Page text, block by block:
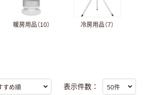
暖房用品（10） 冷房用品（7）
表示件数：